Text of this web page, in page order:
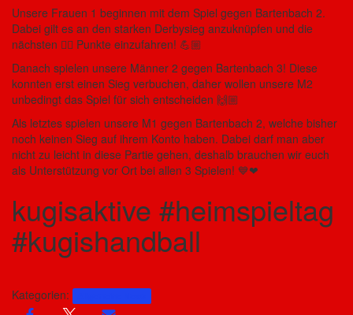
Unsere Frauen 1 beginnen mit dem Spiel gegen Bartenbach 2.
Dabei gilt es an den starken Derbysieg anzuknüpfen und die
nächsten ✌🏼 Punkte einzufahren! 💪🏼
Danach spielen unsere Männer 2 gegen Bartenbach 3! Diese
konnten erst einen Sieg verbuchen, daher wollen unsere M2
unbedingt das Spiel für sich entscheiden 🙌🏼
Als letztes spielen unsere M1 gegen Bartenbach 2, welche bisher
noch keinen Sieg auf ihrem Konto haben. Dabei darf man aber
nicht zu leicht in diese Partie gehen, deshalb brauchen wir euch
als Unterstützung vor Ort bei allen 3 Spielen! 💙❤
kugisaktive #heimspieltag
#kugishandball
Kategorien: